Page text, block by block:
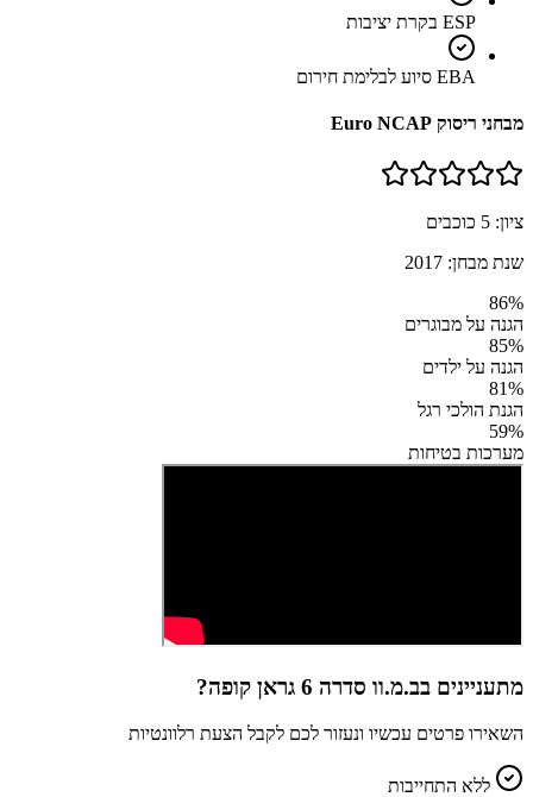
ESP בקרת יציבות
EBA סיוע לבלימת חירום
מבחני ריסוק Euro NCAP
ציון: 5 כוכבים
שנת מבחן: 2017
86%
הגנה על מבוגרים
85%
הגנה על ילדים
81%
הגנת הולכי רגל
59%
מערכות בטיחות
מתעניינים בב.מ.וו סדרה 6 גראן קופה ?
השאירו פרטים עכשיו ונעזור לכם לקבל הצעת רלוונטיות
ללא התחייבות